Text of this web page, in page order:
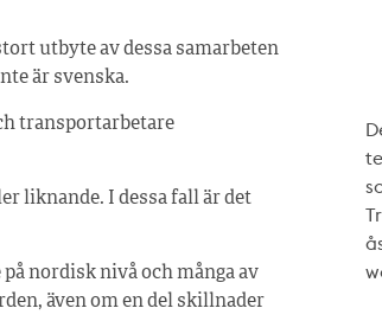
utbyte av dessa samarbeten
är svenska.
transportarbetare
liknande. I dessa fall är det
nordisk nivå och många av
även om en del skillnader